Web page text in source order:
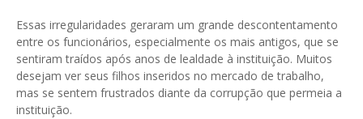
Essas irregularidades geraram um grande descontentamento
entre os funcionários, especialmente os mais antigos, que se
sentiram traídos após anos de lealdade à instituição. Muitos
desejam ver seus filhos inseridos no mercado de trabalho,
mas se sentem frustrados diante da corrupção que permeia a
instituição.